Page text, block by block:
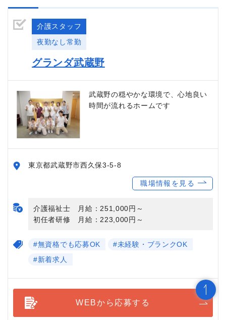
介護スタッフ
夜勤なし常勤
グランダ武蔵野
武蔵野の穏やかな環境で、心地良い
時間が流れるホームです
東京都武蔵野市西久保3-5-8
職場情報を見る
介護福祉士 月給：251,000円～
初任者研修 月給：223,000円～
#無資格でも応募OK
#未経験・ブランクOK
#新着求人
WEBから応募する